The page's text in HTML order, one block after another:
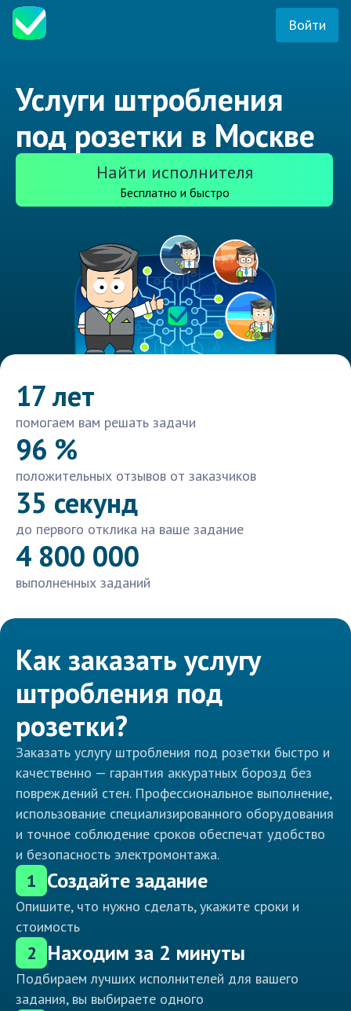
Войти
Услуги штробления
под розетки в Москве
Найти исполнителя
Бесплатно и быстро
17 лет
помогаем вам решать задачи
96 %
положительных отзывов от заказчиков
35 секунд
до первого отклика на ваше задание
4 800 000
выполненных заданий
Как заказать услугу
штробления под
розетки?
Заказать услугу штробления под розетки быстро и
качественно — гарантия аккуратных борозд без
повреждений стен. Профессиональное выполнение,
использование специализированного оборудования
и точное соблюдение сроков обеспечат удобство
и безопасность электромонтажа.
1 Создайте задание
Опишите, что нужно сделать, укажите сроки и
стоимость
2 Находим за 2 минуты
Подбираем лучших исполнителей для вашего
задания, вы выбираете одного